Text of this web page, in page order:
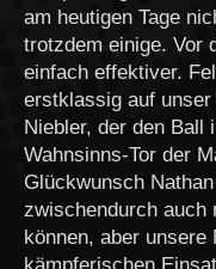
am heutigen Tage
trotzdem einige. Vor
einfach effektiver.
erstklassig auf
Niebler, der den Ball
Wahnsinns-Tor der
Glückwunsch
zwischendurch auch
können, aber